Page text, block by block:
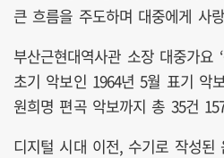
큰 흐름을 주도하며 대중에게 사
부산근현대역사관 소장 대중가요
초기 악보인 1964년 5월 표기 악
원희명 편곡 악보까지 총 35건
디지털 시대 이전, 수기로 작성된